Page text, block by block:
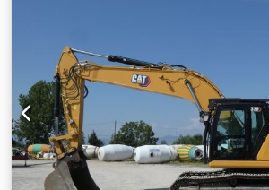
para obter mais informações. = Outras
= - Bateria Dcsdpfx Aoyvd Aaelajk -
Teto de aço - Cisterna